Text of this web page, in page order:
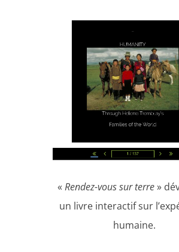
« Rendez-vous sur terre»
un livre interactif sur
humaine.